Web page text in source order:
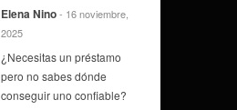
Elena Nino- 16 noviembre,
2025
¿Necesitas un préstamo
pero no sabes dónde
conseguir uno confiable?